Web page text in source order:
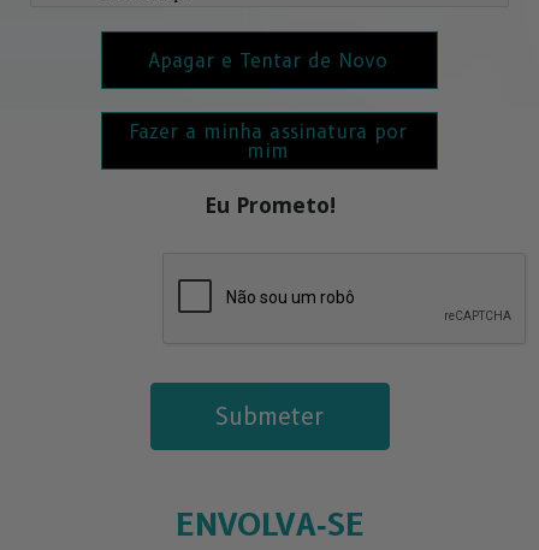
Apagar e Tentar de Novo
Fazer a minha assinatura por
mim
Eu Prometo!
Submeter
ENVOLVA‑SE